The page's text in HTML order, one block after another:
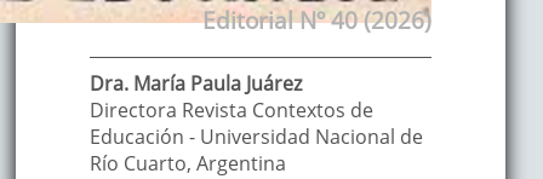
Editorial Nº 40 (2026)
Dra. María Paula Juárez
Directora Revista Contextos de
Educación - Universidad Nacional de
Río Cuarto, Argentina